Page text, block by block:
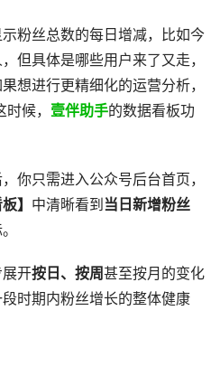
粉丝总数的每日增减，比如今
但具体是哪些用户来了又走，
想进行更精细化的运营分析，
候， 壹伴助手的数据看板功
你只需进入公众号后台首页，
】 中清晰看到 当日新增粉丝
开按日、按周甚至按月的变化
时期内粉丝增长的整体健康